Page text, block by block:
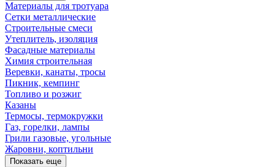
Материалы для тротуара
Сетки металлические
Строительные смеси
Утеплитель, изоляция
Фасадные материалы
Химия строительная
Веревки, канаты, тросы
Пикник, кемпинг
Топливо и розжиг
Казаны
Термосы, термокружки
Газ, горелки, лампы
Грили газовые, угольные
Жаровни, коптильни
Показать еще